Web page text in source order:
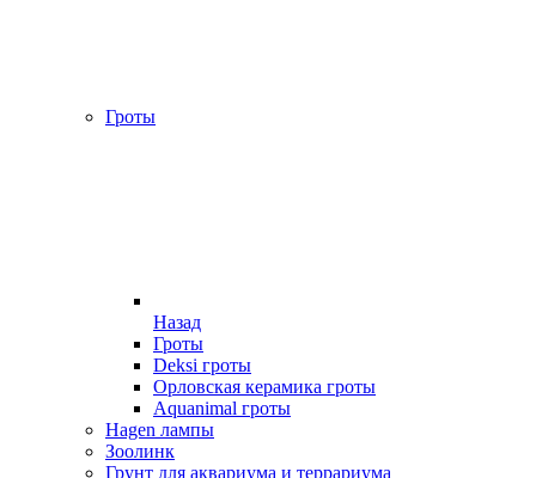
Гроты
Назад
Гроты
Deksi гроты
Орловская керамика гроты
Aquanimal гроты
Hagen лампы
Зоолинк
Грунт для аквариума и террариума